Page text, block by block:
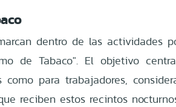
dentro de las actividades
de Tabaco". El objetivo
para trabajadores,
reciben estos recintos